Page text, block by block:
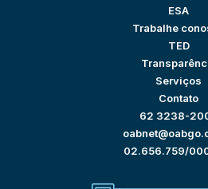
ESA
Trabalhe
TED
Serviços
Contato
62 3238-
02.656.759/